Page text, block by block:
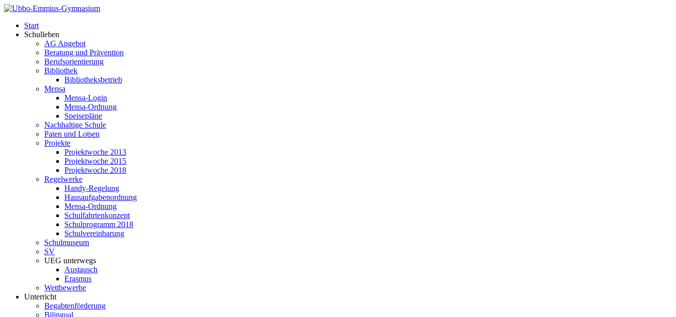
Start
Schulleben
AG Angebot
Beratung und Prävention
Berufsorientierung
Bibliothek
Bibliotheksbetrieb
Mensa
Mensa-Login
Mensa-Ordnung
Speisepläne
Nachhaltige Schule
Paten und Lotsen
Projekte
Projektwoche 2013
Projektwoche 2015
Projektwoche 2018
Regelwerke
Handy-Regelung
Hausaufgabenordnung
Mensa-Ordnung
Schulfahrtenkonzept
Schulprogramm 2018
Schulvereinbarung
Schulmuseum
SV
UEG unterwegs
Austausch
Erasmus
Wettbewerbe
Unterricht
Begabtenförderung
Bilingual